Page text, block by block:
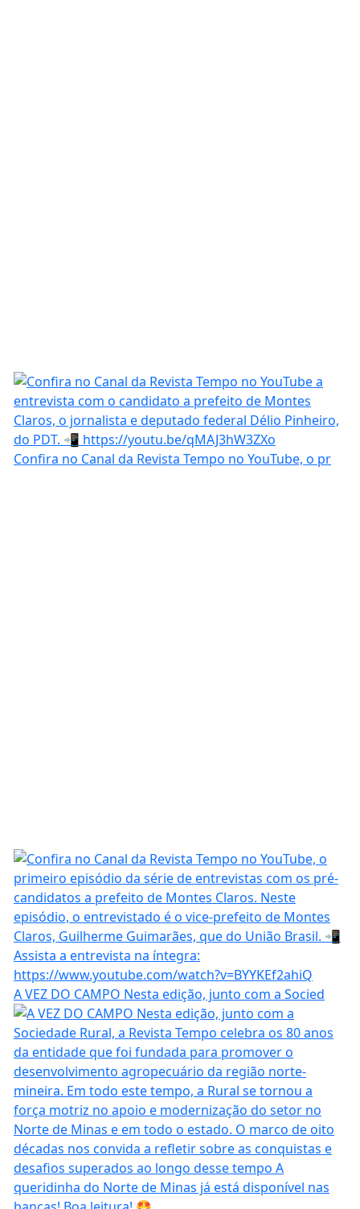
Confira no Canal da Revista Tempo no YouTube, o pr
A VEZ DO CAMPO Nesta edição, junto com a Socied